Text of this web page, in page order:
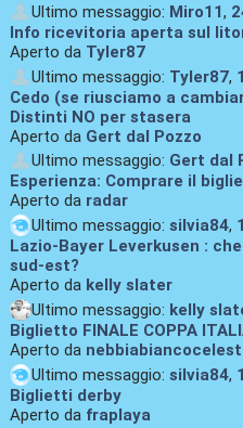
Ultimo messaggio: Miro11,
Info ricevitoria aperta sul
Aperto da Tyler87
Ultimo messaggio: Tyler87,
Cedo (se riusciamo a
Distinti NO per stasera
Aperto da Gert dal Pozzo
Ultimo messaggio: Gert dal
Esperienza: Comprare il
Aperto da radar
Ultimo messaggio: silvia84,
Lazio-Bayer Leverkusen :
sud-est?
Aperto da kelly slater
Ultimo messaggio: kelly
Biglietto FINALE COPPA
Aperto da
Ultimo messaggio: silvia84,
Biglietti derby
Aperto da fraplaya